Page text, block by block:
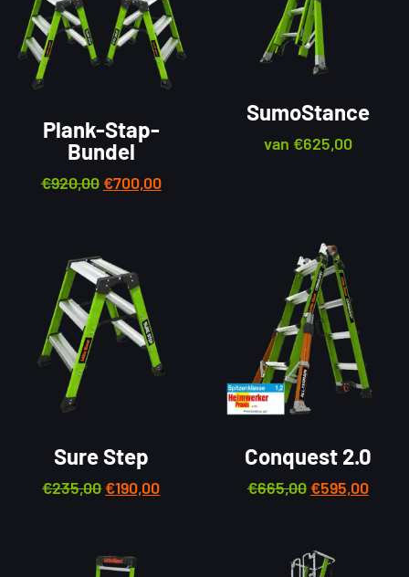
Plank-Stap-
Bundel
€920,00 €700,00
SumoStance
van €625,00
Sure Step
€235,00 €190,00
Conquest 2.0
€665,00 €595,00